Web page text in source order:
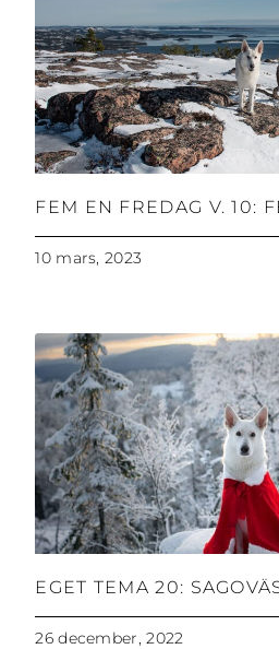
FEM EN FREDAG V. 10:
10 mars, 2023
EGET TEMA 20:
26 december, 2022